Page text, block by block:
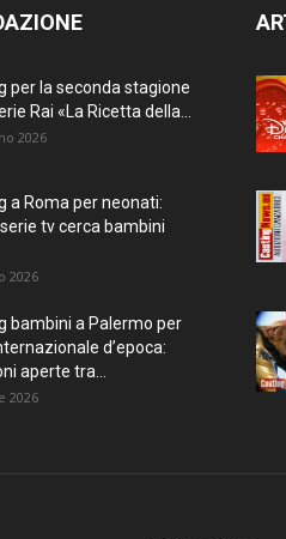
per la seconda stagione
Rai «La Ricetta della...
2026
a Roma per neonati:
tv cerca bambini
2026
bambini a Palermo per
d’epoca:
aperte tra...
2026